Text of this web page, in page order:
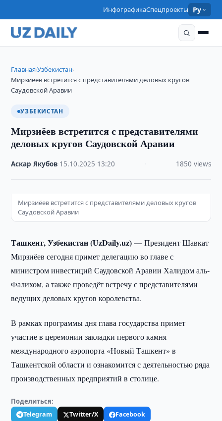
ИнфографикаСпецпроекты Ру
Главная›Узбекистан›
Мирзиёев встретится с представителями деловых кругов
Саудовской Аравии
УЗБЕКИСТАН
Мирзиёев встретится с представителями
деловых кругов Саудовской Аравии
Аскар Якубов 15.10.2025 13:20 1850 views
Мирзиёев встретится с представителями деловых кругов
Саудовской Аравии
Ташкент, Узбекистан (UzDaily.uz) —Президент Шавкат
Мирзиёев сегодня примет делегацию во главе с
министром инвестиций Саудовской Аравии Халидом аль-
Фалихом, а также проведёт встречу с представителями
ведущих деловых кругов королевства.
В рамках программы дня глава государства примет
участие в церемонии закладки первого камня
международного аэропорта «Новый Ташкент» в
Ташкентской области и ознакомится с деятельностью ряда
производственных предприятий в столице.
Поделиться:
Telegram Twitter/X
Facebook